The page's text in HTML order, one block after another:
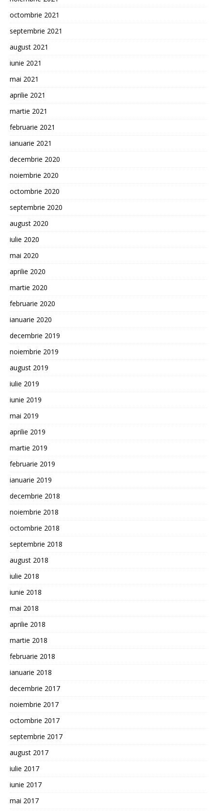
octombrie 2021
septembrie 2021
august 2021
iunie 2021
mai 2021
aprilie 2021
martie 2021
februarie 2021
ianuarie 2021
decembrie 2020
noiembrie 2020
octombrie 2020
septembrie 2020
august 2020
iulie 2020
mai 2020
aprilie 2020
martie 2020
februarie 2020
ianuarie 2020
decembrie 2019
noiembrie 2019
august 2019
iulie 2019
iunie 2019
mai 2019
aprilie 2019
martie 2019
februarie 2019
ianuarie 2019
decembrie 2018
noiembrie 2018
octombrie 2018
septembrie 2018
august 2018
iulie 2018
iunie 2018
mai 2018
aprilie 2018
martie 2018
februarie 2018
ianuarie 2018
decembrie 2017
noiembrie 2017
octombrie 2017
septembrie 2017
august 2017
iulie 2017
iunie 2017
mai 2017